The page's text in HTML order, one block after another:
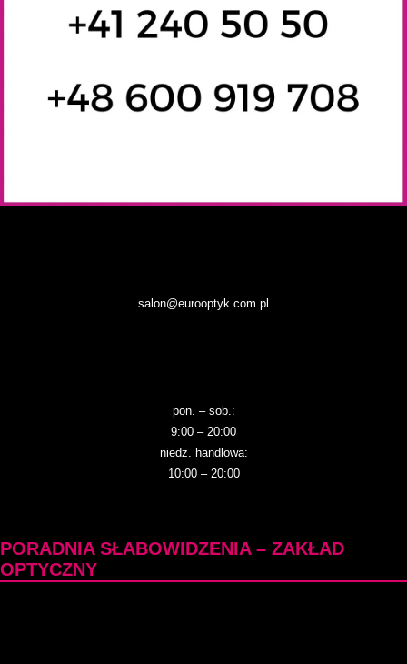
salon@eurooptyk.com.pl
pon. – sob.:
9:00 – 20:00
niedz. handlowa:
10:00 – 20:00
PORADNIA SŁABOWIDZENIA – ZAKŁAD
OPTYCZNY